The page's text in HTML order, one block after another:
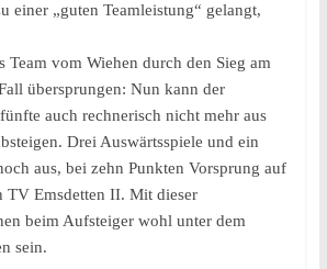
einer „guten Teamleistung“ gelangt,
Team vom Wiehen durch den Sieg am
übersprungen: Nun kann der
auch rechnerisch nicht mehr aus
Drei Auswärtsspiele und ein
aus, bei zehn Punkten Vorsprung auf
TV Emsdetten II. Mit dieser
beim Aufsteiger wohl unter dem
sein.